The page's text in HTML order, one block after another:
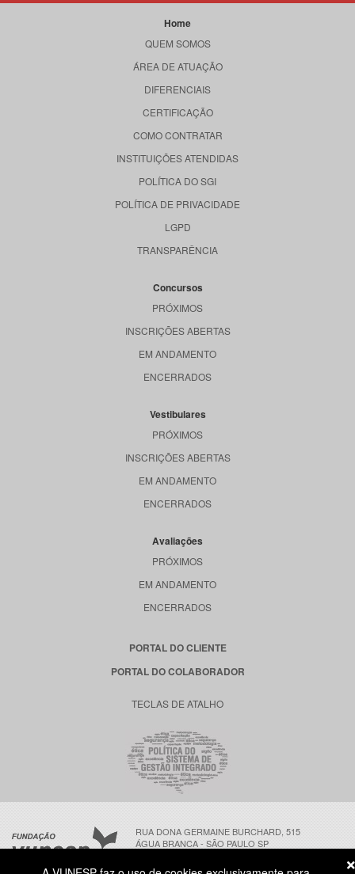
Home
QUEM SOMOS
ÁREA DE ATUAÇÃO
DIFERENCIAIS
CERTIFICAÇÃO
COMO CONTRATAR
INSTITUIÇÕES ATENDIDAS
POLÍTICA DO SGI
POLÍTICA DE PRIVACIDADE
LGPD
TRANSPARÊNCIA
Concursos
PRÓXIMOS
INSCRIÇÕES ABERTAS
EM ANDAMENTO
ENCERRADOS
Vestibulares
PRÓXIMOS
INSCRIÇÕES ABERTAS
EM ANDAMENTO
ENCERRADOS
Avaliações
PRÓXIMOS
EM ANDAMENTO
ENCERRADOS
PORTAL DO CLIENTE
PORTAL DO COLABORADOR
TECLAS DE ATALHO
RUA DONA GERMAINE BURCHARD, 515
ÁGUA BRANCA - SÃO PAULO SP